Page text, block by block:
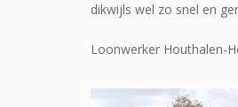
dikwijls wel zo snel en
Loonwerker Houthalen-